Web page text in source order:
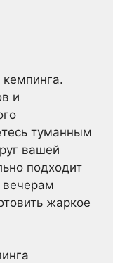
и
туманным
вашей
подходит
вечерам
жаркое